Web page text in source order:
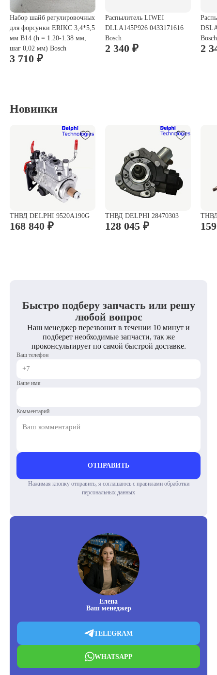
Набор шайб регулировочных
для форсунки ERIKC 3,4*5,5
мм B14 (h = 1.20-1.38 мм,
шаг 0,02 мм) Bosch
3 710 ₽
Распылитель LIWEI
DLLA145P926 0433171616
Bosch
2 340 ₽
Bosch
2
Новинки
ТНВД DELPHI 9520A190G
168 840 ₽
ТНВД DELPHI 28470303
128 045 ₽
Быстро подберу запчасть или решу
любой вопрос
Наш менеджер перезвонит в течении 10 минут и
подберет необходимые запчасти, так же
проконсультирует по самой быстрой доставке.
Ваш телефон
Ваше имя
Комментарий
ОТПРАВИТЬ
Нажимая кнопку отправить, я соглашаюсь с правилами обработки
персональных данных
Елена
Ваш менеджер
TELEGRAM
WHATSAPP